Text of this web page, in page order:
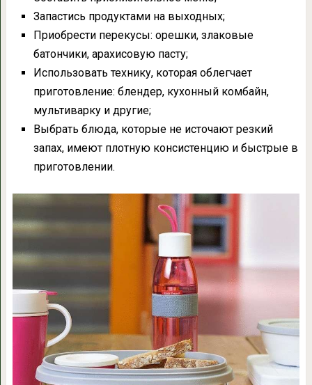
Запастись продуктами на выходных;
Приобрести перекусы: орешки, злаковые
батончики, арахисовую пасту;
Использовать технику, которая облегчает
приготовление: блендер, кухонный комбайн,
мультиварку и другие;
Выбрать блюда, которые не источают резкий
запах, имеют плотную консистенцию и быстрые в
приготовлении.